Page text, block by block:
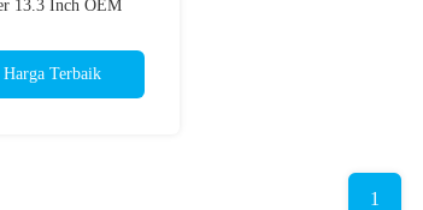
13.3 Inch OEM
Harga Terbaik
1